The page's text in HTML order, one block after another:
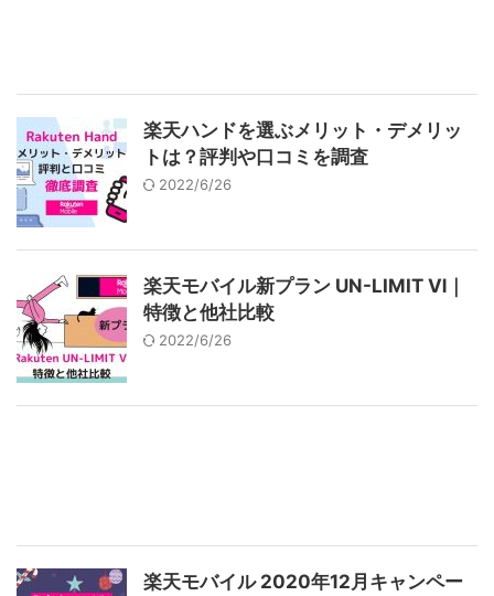
楽天ハンドを選ぶメリット・デメリッ
トは？評判や口コミを調査
2022/6/26
楽天モバイル新プラン UN-LIMIT Ⅵ｜
特徴と他社比較
2022/6/26
楽天モバイル 2020年12月キャンペー